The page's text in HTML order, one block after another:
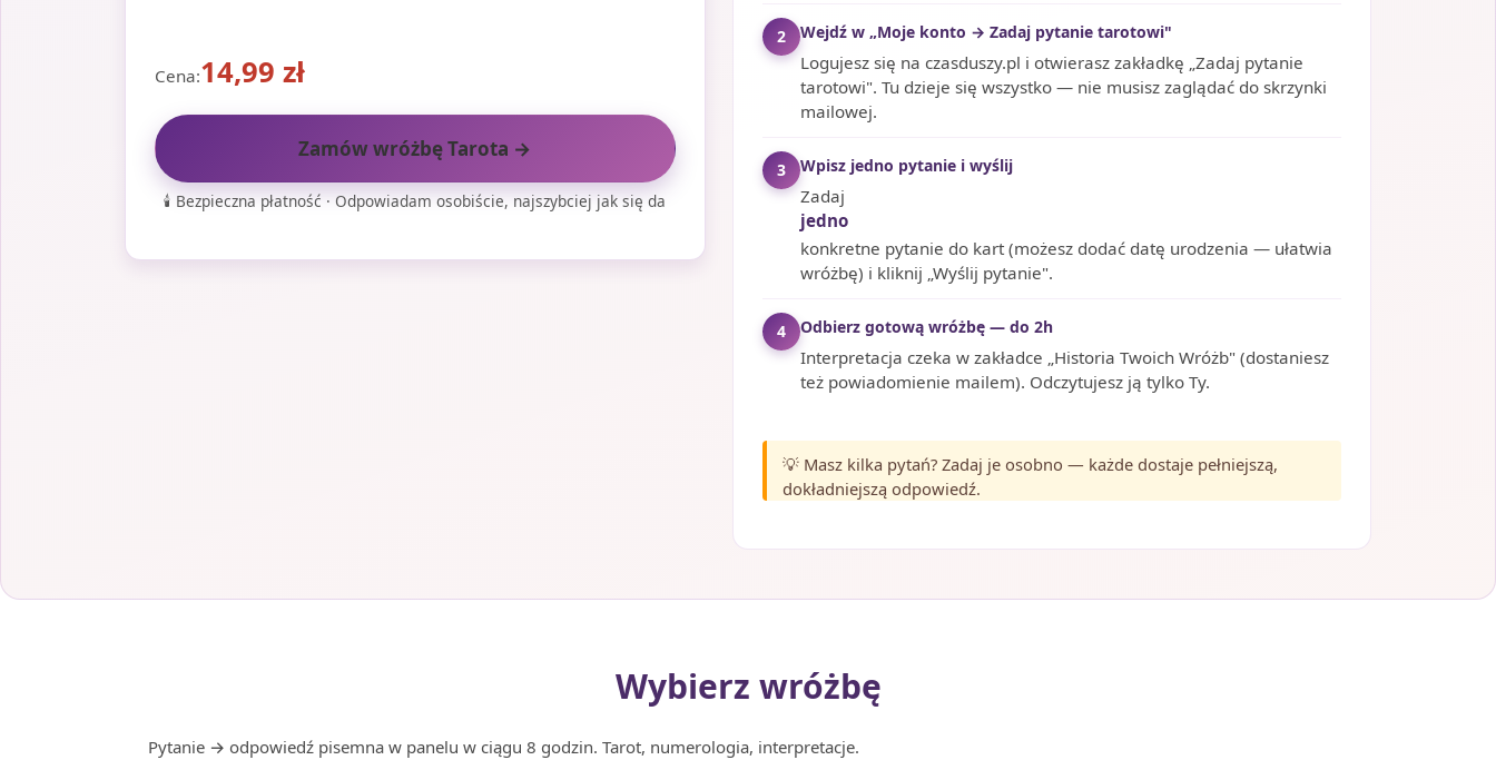
Cena:14,99 zł
Zamów wróżbę Tarota →
🕯️ Bezpieczna płatność · Odpowiadam osobiście, najszybciej jak się da
2 Wejdź w „Moje konto → Zadaj pytanie tarotowi"
Logujesz się na czasduszy.pl i otwierasz zakładkę „Zadaj pytanie
tarotowi". Tu dzieje się wszystko — nie musisz zaglądać do skrzynki
mailowej.
3 Wpisz jedno pytanie i wyślij
Zadaj
jedno
konkretne pytanie do kart (możesz dodać datę urodzenia — ułatwia
wróżbę) i kliknij „Wyślij pytanie".
4 Odbierz gotową wróżbę — do 2h
Interpretacja czeka w zakładce „Historia Twoich Wróżb" (dostaniesz
też powiadomienie mailem). Odczytujesz ją tylko Ty.
💡 Masz kilka pytań? Zadaj je osobno — każde dostaje pełniejszą,
dokładniejszą odpowiedź.
Wybierz wróżbę
Pytanie → odpowiedź pisemna w panelu w ciągu 8 godzin. Tarot, numerologia, interpretacje.